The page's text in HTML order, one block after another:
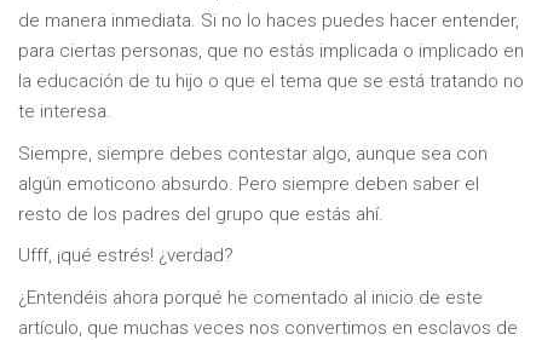
de manera inmediata. Si no lo haces puedes hacer entender,
para ciertas personas, que no estás implicada o implicado en
la educación de tu hijo o que el tema que se está tratando no
te interesa.
Siempre, siempre debes contestar algo, aunque sea con
algún emoticono absurdo. Pero siempre deben saber el
resto de los padres del grupo que estás ahí.
Ufff, ¡qué estrés! ¿verdad?
¿Entendéis ahora porqué he comentado al inicio de este
artículo, que muchas veces nos convertimos en esclavos de